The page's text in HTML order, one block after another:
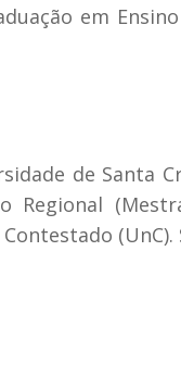
em
de Santa
Regional
(UnC).